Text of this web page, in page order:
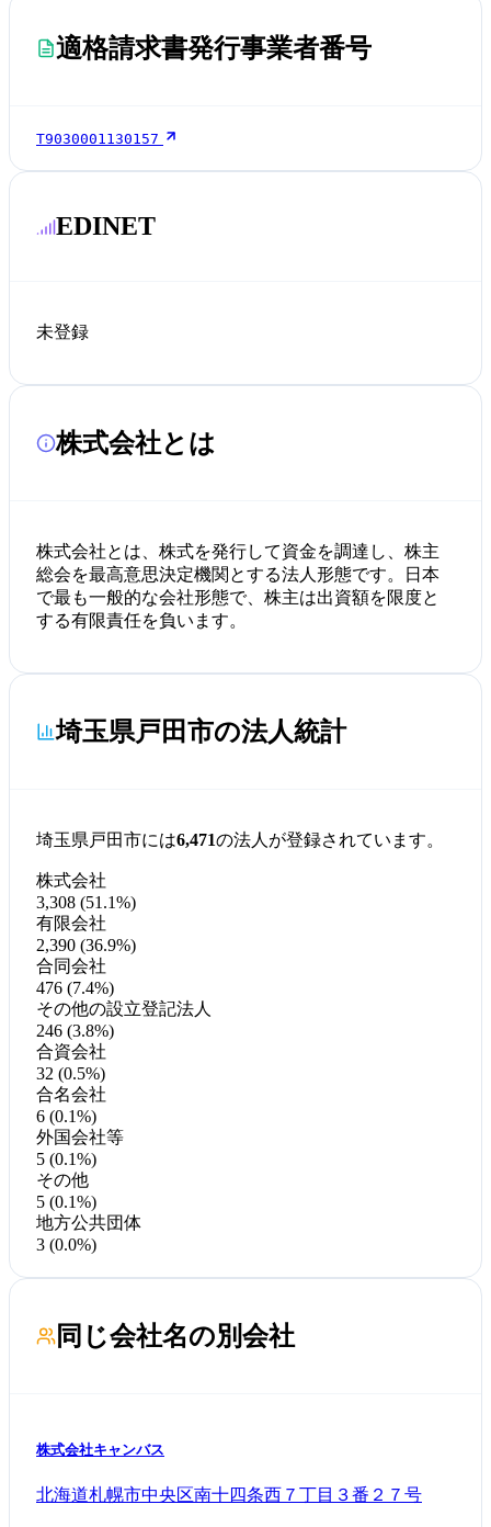
適格請求書発行事業者番号
T9030001130157
EDINET
未登録
株式会社とは
株式会社とは、株式を発行して資金を調達し、株主
総会を最高意思決定機関とする法人形態です。日本
で最も一般的な会社形態で、株主は出資額を限度と
する有限責任を負います。
埼玉県戸田市の法人統計
埼玉県戸田市には6,471の法人が登録されています。
株式会社
3,308 (51.1%)
有限会社
2,390 (36.9%)
合同会社
476 (7.4%)
その他の設立登記法人
246 (3.8%)
合資会社
32 (0.5%)
合名会社
6 (0.1%)
外国会社等
5 (0.1%)
その他
5 (0.1%)
地方公共団体
3 (0.0%)
同じ会社名の別会社
株式会社キャンバス
北海道札幌市中央区南十四条西７丁目３番２７号